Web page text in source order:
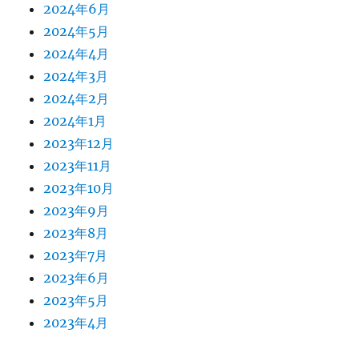
2024年6月
2024年5月
2024年4月
2024年3月
2024年2月
2024年1月
2023年12月
2023年11月
2023年10月
2023年9月
2023年8月
2023年7月
2023年6月
2023年5月
2023年4月